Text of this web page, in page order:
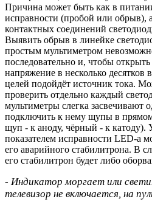
Причина может быть как в
исправности (пробой или обрыв),
контактных соединений
Выявить обрыв в линейке
простым мультиметром
последовательно и, чтобы
напряжение в несколько десятков
целей подойдёт источник тока.
проверить отдельно каждый
мультиметры слегка засвечивают
подключить к нему щупы в
щуп - к аноду, чёрный - к катоду).
показателем исправности LED-а
его аварийного стабилитрона. В
его стабилитрон будет либо
- Индикатор моргает или
телевизор не включается, на